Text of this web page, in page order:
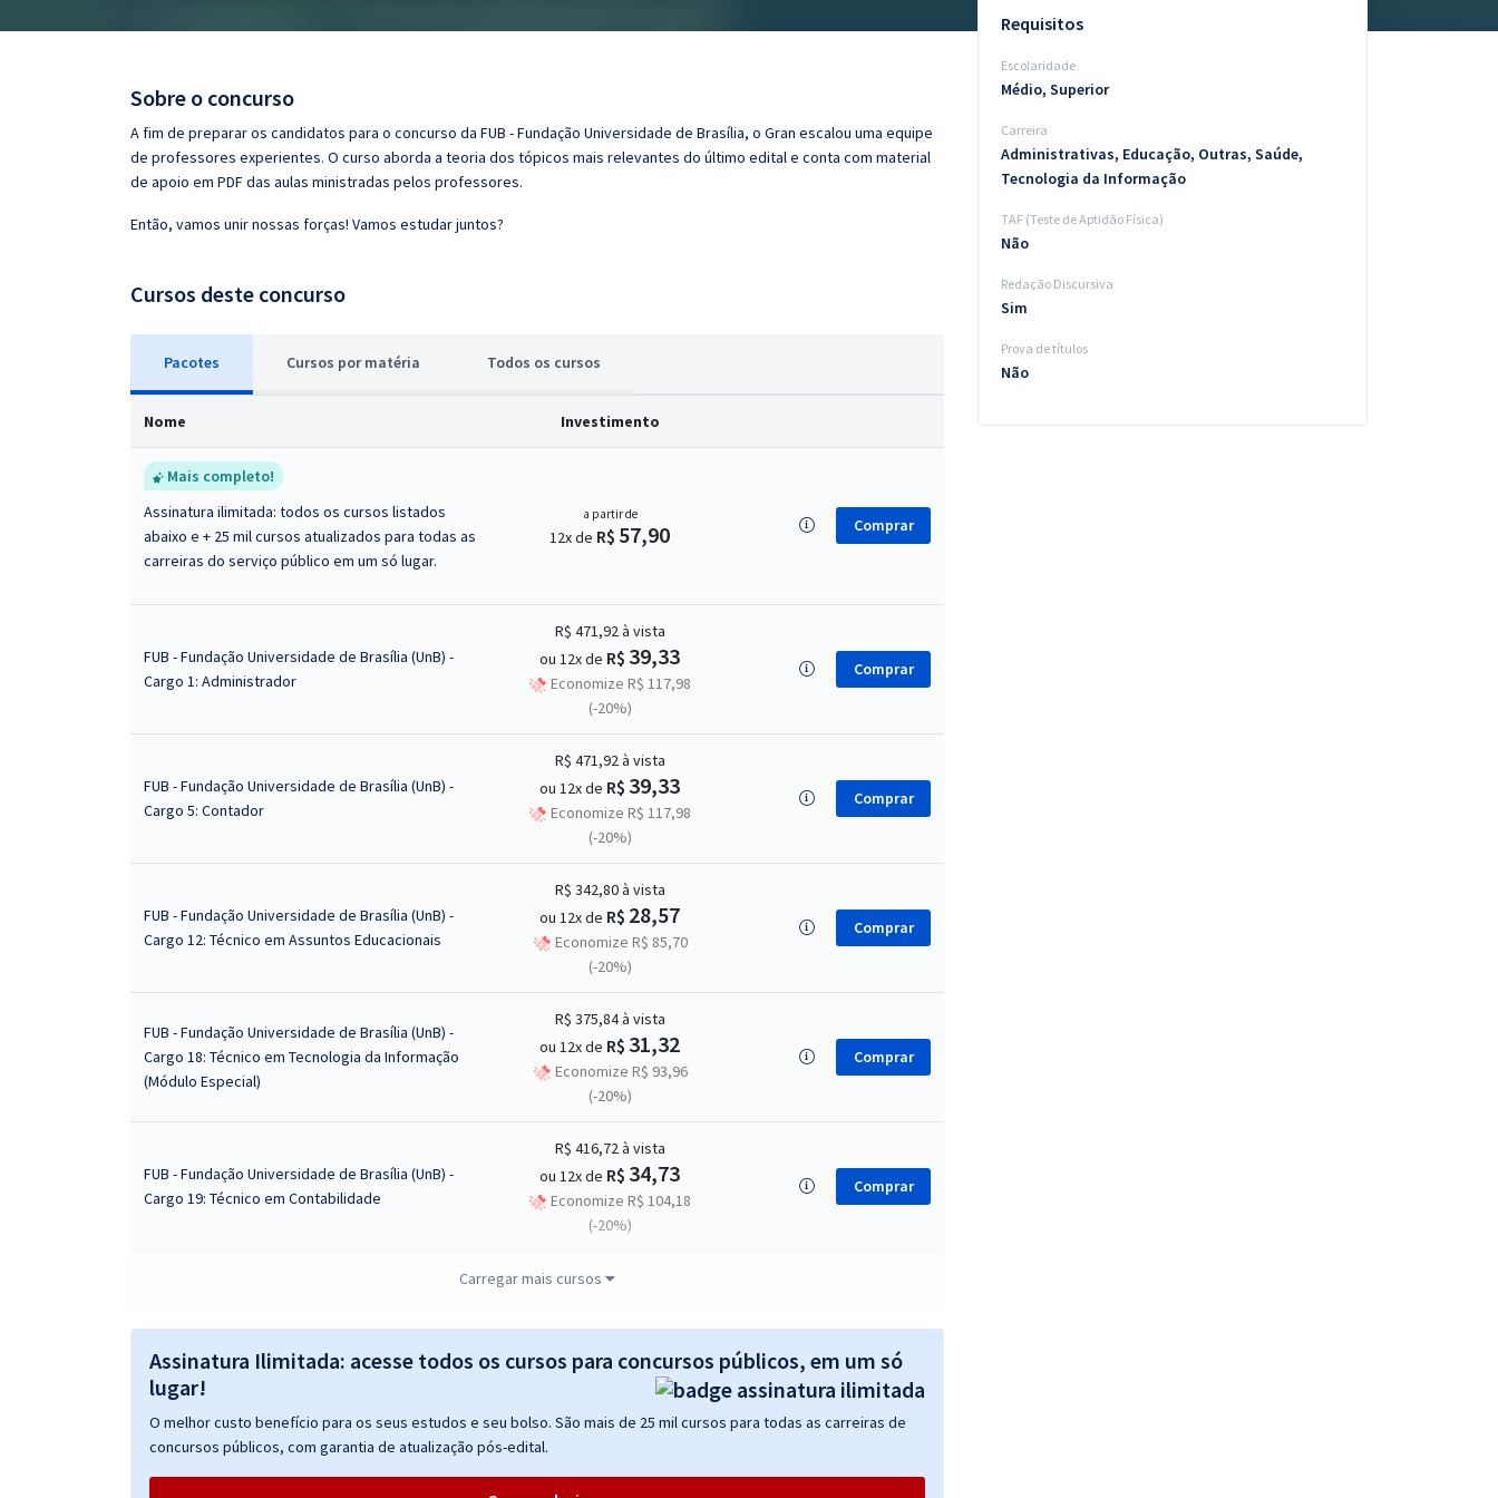
Questões grátis
Sobre o concurso
A fim de preparar os candidatos para o concurso da FUB - Fundação Universidade de Brasília, o Gran escalou uma equipe
de professores experientes. O curso aborda a teoria dos tópicos mais relevantes do último edital e conta com material
de apoio em PDF das aulas ministradas pelos professores.
Então, vamos unir nossas forças! Vamos estudar juntos?
Cursos deste concurso
Pacotes Cursos por matéria Todos os cursos
Nome Investimento
Mais completo!
Assinatura ilimitada: todos os cursos listados
abaixo e + 25 mil cursos atualizados para todas as
carreiras do serviço público em um só lugar.
a partir de
12x de R$ 57,90 Comprar
FUB - Fundação Universidade de Brasília (UnB) -
Cargo 1: Administrador
R$ 471,92à vista
ou 12x de R$ 39,33
Economize R$ 117,98
(-20%)
Comprar
FUB - Fundação Universidade de Brasília (UnB) -
Cargo 5: Contador
R$ 471,92à vista
ou 12x de R$ 39,33
Economize R$ 117,98
(-20%)
Comprar
FUB - Fundação Universidade de Brasília (UnB) -
Cargo 12: Técnico em Assuntos Educacionais
R$ 342,80à vista
ou 12x de R$ 28,57
Economize R$ 85,70
(-20%)
Comprar
FUB - Fundação Universidade de Brasília (UnB) -
Cargo 18: Técnico em Tecnologia da Informação
(Módulo Especial)
R$ 375,84à vista
ou 12x de R$ 31,32
Economize R$ 93,96
(-20%)
Comprar
FUB - Fundação Universidade de Brasília (UnB) -
Cargo 19: Técnico em Contabilidade
R$ 416,72à vista
ou 12x de R$ 34,73
Economize R$ 104,18
(-20%)
Comprar
R$ 102,80
Economize R$ 25,70
(-20%)
FUB - Fundação Universidade de Brasília (UnB) -
Cargo 9: Farmacêutico
ou 12x de R$30,66
(-20%)
Carregar mais cursos
Assinatura Ilimitada: acesse todos os cursos para concursos públicos, em um só
lugar!
O melhor custo benefício para os seus estudos e seu bolso. São mais de 25 mil cursos para todas as carreiras de
concursos públicos, com garantia de atualização pós-edital.
Requisitos
Escolaridade
Médio, Superior
Carreira
Administrativas, Educação, Outras, Saúde,
Tecnologia da Informação
TAF (Teste de Aptidão Física)
Não
Redação Discursiva
Sim
Prova de títulos
Não